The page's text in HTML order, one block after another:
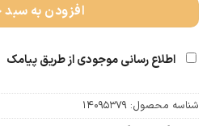
افزودن به سبد
اطلاع رسانی موجودی از طریق پیامک
شناسه محصول: 14095379